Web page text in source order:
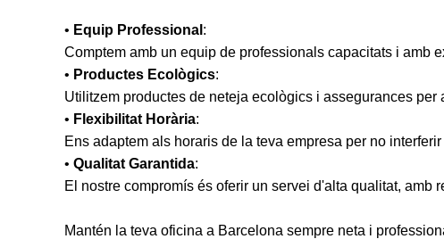
• Equip Professional :
Comptem amb un equip de professionals capacitats i amb
• Productes Ecològics:
Utilitzem productes de neteja ecològics i assegurances per
• Flexibilitat Horària:
Ens adaptem als horaris de la teva empresa per no
• Qualitat Garantida:
El nostre compromís és oferir un servei d'alta qualitat, amb
Mantén la teva oficina a Barcelona sempre neta i